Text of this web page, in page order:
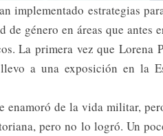
implementado estrategias
de género en áreas que antes
La primera vez que Lorena
a una exposición en la
enamoró de la vida militar,
pero no lo logró. Un